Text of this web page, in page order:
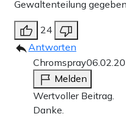
Gewaltenteilung
24
Antworten
Chromspray
Melden
Wertvoller Beitrag.
Danke.